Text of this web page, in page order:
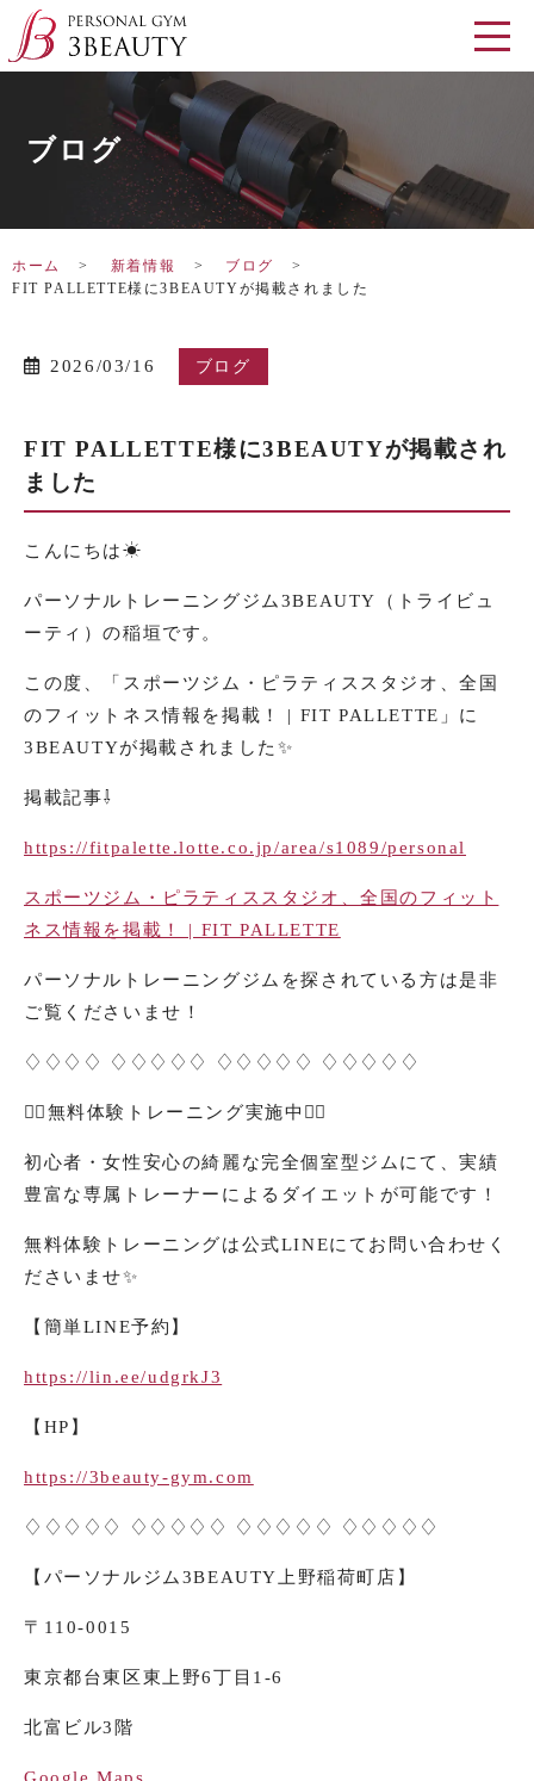
ブログ
ホーム 新着情報
ブログ
FIT PALLETTE様に3BEAUTYが掲載されました
2026/03/16 ブログ
FIT PALLETTE様に3BEAUTYが掲載され
ました
こんにちは☀︎
パーソナルトレーニングジム3BEAUTY（トライビュ
ーティ）の稲垣です。
この度、
「スポーツジム・ピラティススタジオ、全国
のフィットネス情報を掲載！ | FIT PALLETTE」 に
3BEAUTYが掲載されました✨
掲載記事⇩
https://fitpalette.lotte.co.jp/area/s1089/personal
スポーツジム・ピラティススタジオ、全国のフィット
ネス情報を掲載！ | FIT PALLETTE
パーソナルトレーニングジムを探されている方は是非
ご覧くださいませ！
♢♢♢♢ ♢♢♢♢♢ ♢♢♢♢♢ ♢♢♢♢♢
🏋️‍♀️ 無料体験トレーニング実施中 🏋️‍♀️
初心者・女性安心の綺麗な完全個室型ジムにて、実績
豊富な専属トレーナーによるダイエットが可能です！
無料体験トレーニングは公式LINEにてお問い合わせく
ださいませ✨
【簡単LINE予約】
https://lin.ee/udgrkJ3
【 HP 】
https://3beauty-gym.com
♢♢♢♢♢ ♢♢♢♢♢ ♢♢♢♢♢ ♢♢♢♢♢
【パーソナルジム 3BEAUTY 上野稲荷町店】
〒 110-0015
東京都台東区東上野6丁目1-6
北富ビル3階